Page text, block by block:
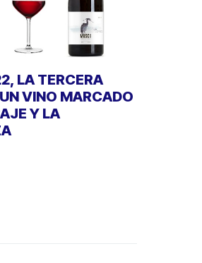
LA TERCERA
VINO MARCADO
Y LA